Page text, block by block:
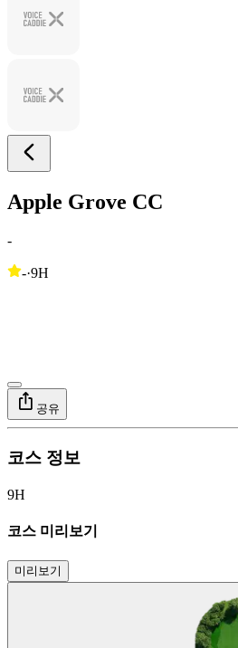
Apple Grove CC
-
-·9H
공유
코스 정보
9H
코스 미리보기
미리보기